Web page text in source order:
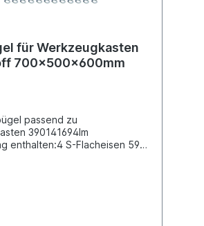
für Werkzeugkasten
700x500x600mm
passend zu
390141694Im
enthalten:4 S-Flacheisen 590